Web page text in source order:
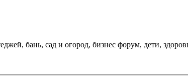
бань, сад и огород, бизнес форум, дети,